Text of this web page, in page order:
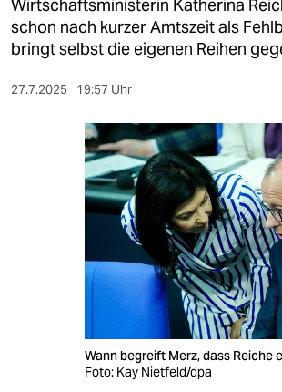
sport
berlin
wahrheit
veranstaltungen
fragen & hilfe
Wirtschaftsministerin Katherina
schon nach kurzer Amtszeit als
bringt selbst die eigenen Reihen
27.7.2025 19:57 Uhr
Wann begreift Merz, dass Reiche
Foto: Kay Nietfeld/dpa